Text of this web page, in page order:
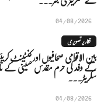
04/08/2026
تقاریر تصویری
بین الاقوامی صحافیوں اور کنٹینٹ
کے وفد کی حرم مقدس حسینی کے
سکریٹر...
04/08/2026